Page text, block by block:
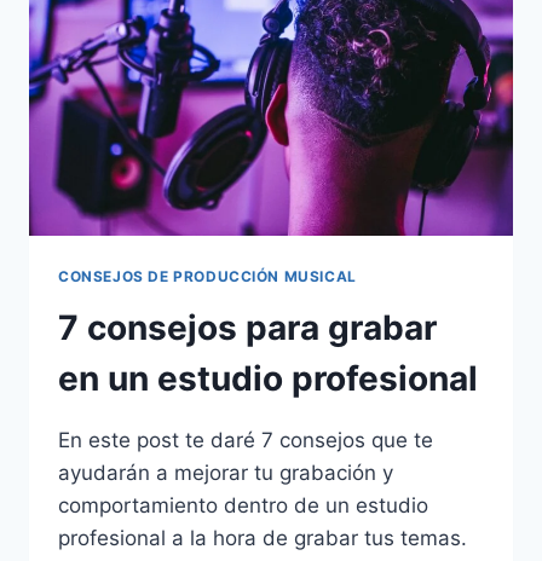
CONSEJOS DE PRODUCCIÓN MUSICAL
7 consejos para grabar
en un estudio profesional
En este post te daré 7 consejos que te
ayudarán a mejorar tu grabación y
comportamiento dentro de un estudio
profesional a la hora de grabar tus temas.